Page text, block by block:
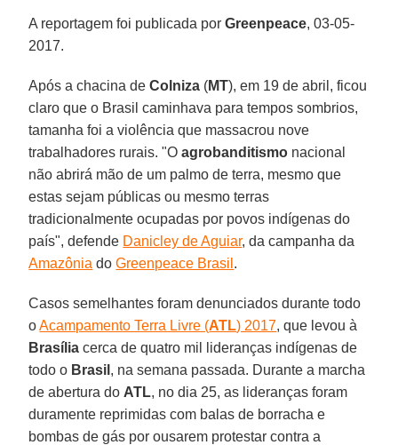
A reportagem foi publicada porGreenpeace, 03-05-
2017.
Após a chacina deColniza (MT), em 19 de abril, ficou
claro que o Brasil caminhava para tempos sombrios,
tamanha foi a violência que massacrou nove
trabalhadores rurais. "Oagrobanditismo nacional
não abrirá mão de um palmo de terra, mesmo que
estas sejam públicas ou mesmo terras
tradicionalmente ocupadas por povos indígenas do
país", defende Danicley de Aguiar, da campanha da
Amazônia doGreenpeace Brasil .
Casos semelhantes foram denunciados durante todo
oAcampamento Terra Livre (ATL) 2017, que levou à
Brasília cerca de quatro mil lideranças indígenas de
todo o Brasil , na semana passada. Durante a marcha
de abertura do ATL, no dia 25, as lideranças foram
duramente reprimidas com balas de borracha e
bombas de gás por ousarem protestar contra a